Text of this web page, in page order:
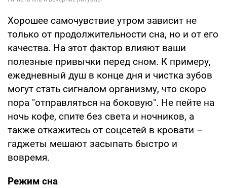
Хорошее самочувствие утром зависит не
только от продолжительности сна, но и от его
качества. На этот фактор влияют ваши
полезные привычки перед сном. К примеру,
ежедневный душ в конце дня и чистка зубов
могут стать сигналом организму, что скоро
пора "отправляться на боковую". Не пейте на
ночь кофе, спите без света и ночников, а
также откажитесь от соцсетей в кровати –
гаджеты мешают засыпать быстро и
вовремя.
Режим сна